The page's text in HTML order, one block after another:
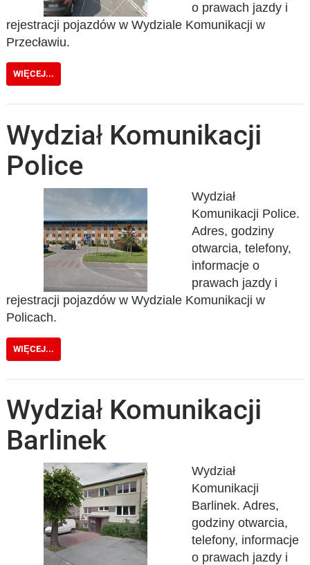
o prawach jazdy i
rejestracji pojazdów w Wydziale Komunikacji w
Przecławiu.
WIĘCEJ...
Wydział Komunikacji
Police
Wydział
Komunikacji Police.
Adres, godziny
otwarcia, telefony,
informacje o
prawach jazdy i
rejestracji pojazdów w Wydziale Komunikacji w
Policach.
WIĘCEJ...
Wydział Komunikacji
Barlinek
Wydział
Komunikacji
Barlinek. Adres,
godziny otwarcia,
telefony, informacje
o prawach jazdy i